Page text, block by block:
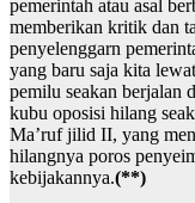
pemerintah atau asal
memberikan kritik dan
penyelenggarn
yang baru saja kita
pemilu seakan berjalan
kubu oposisi hilang
Ma’ruf jilid II, yang
hilangnya poros
kebijakannya.(**)